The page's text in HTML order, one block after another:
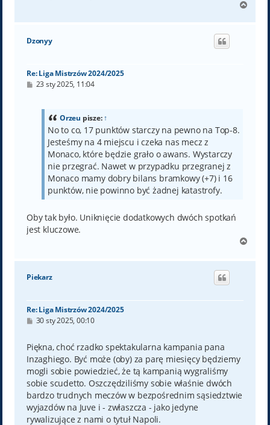
g
Dzonyy
Re: Liga Mistrzów 2024/2025
P23 sty 2025, 11:04
Orzeu pisze:↑
No to co, 17 punktów starczy na pewno na Top-8.
Jesteśmy na 4 miejscu i czeka nas mecz z
Monaco, które będzie grało o awans. Wystarczy
nie przegrać. Nawet w przypadku przegranej z
Monaco mamy dobry bilans bramkowy (+7) i 16
punktów, nie powinno być żadnej katastrofy.
Oby tak było. Uniknięcie dodatkowych dwóch spotkań
jest kluczowe.
g
Piekarz
Re: Liga Mistrzów 2024/2025
P
t
30 sty 2025, 00:10
Piękna, choć rzadko spektakularna kampania pana
Inzaghiego. Być może (oby) za parę miesięcy będziemy
mogli sobie powiedzieć, że tą kampanią wygraliśmy
sobie scudetto. Oszczędziliśmy sobie właśnie dwóch
bardzo trudnych meczów w bezpośrednim sąsiedztwie
wyjazdów na Juve i - zwłaszcza - jako jedyne
rywalizujące z nami o tytuł Napoli.